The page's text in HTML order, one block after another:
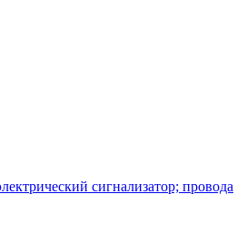
сигнализатор; провода